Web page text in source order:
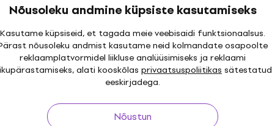
Nõusoleku andmine küpsiste kasutamiseks
Kasutame küpsiseid, et tagada meie veebisaidi funktsionaalsus.
nõusoleku andmist kasutame neid kolmandate osapoolte
reklaamplatvormidel liikluse analüüsimiseks ja reklaami
alati kooskõlas privaatsuspoliitikassätestatud
eeskirjadega.
Nõustun